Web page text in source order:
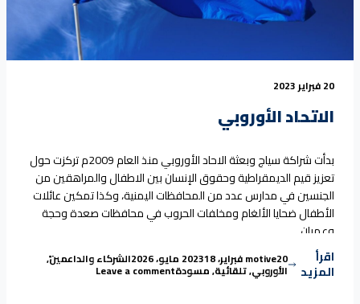
20 فبراير 2023
الاتحاد الأوروبي
بدأت شراكة سياج وبعثة الاحاد الأوروبي منذ العام 2009م تركزت حول
تعزيز قيم الديمقراطية وحقوق الإنسان بين الاطفال والمراهقين من
الجنسين في مدارس عدد من المحافظات اليمنية، وكذا تمكين عائلات
الأطفال ضحايا الألغام ومخلفات الحروب في محافظات صعدة وحجة
وعمران.
اقرأ
المزيد
Posted by
motive20 فبراير، 2023 18 مايو، 2026 Posted in
الشركاء والداعمينTags:
,
الأوروبي,تلقائية,مسودةLeave a commenton الاتحاد الأوروبي